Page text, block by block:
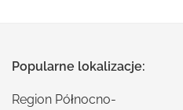
Popularne lokalizacje:
Region Północno-